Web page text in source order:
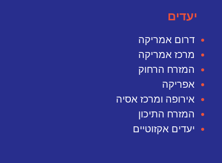
יעדים
דרום אמריקה
מרכז אמריקה
המזרח הרחוק
אפריקה
אירופה ומרכז אסיה
המזרח התיכון
יעדים אקזוטיים